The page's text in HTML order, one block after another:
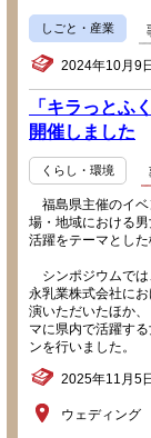
しごと・産業
2024年10月9
「キラっとふ
開催しました
くらし・環境
福島県主催のイベ
場・地域における
活躍をテーマとした
シンポジウムでは
永乳業株式会社に
演いただいたほか
マに県内で活躍す
ンを行いました。
2025年11月5
ウェディング